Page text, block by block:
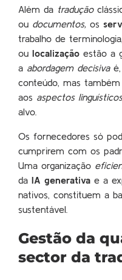
Além da tradução
ou documentos,os
trabalho de
oulocalizaçãoestão a
a abordagem decisivaé,
conteúdo, mas
aos aspectos
alvo.
Os fornecedores só
cumprirem com os
Uma organização
da IA generativae a
nativos, constituem a
sustentável.
Gestão da
sector da